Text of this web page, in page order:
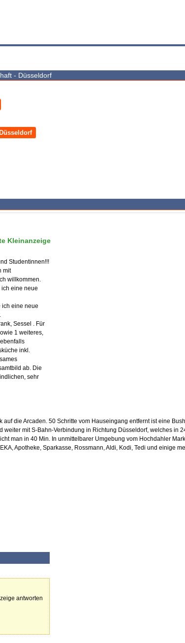
- Düsseldorf
Kleinanzeige
Studentinnen!!!
mit
willkommen.
eine neue
ich eine neue
Sessel . Für
1 weiteres,
inkl.
ab. Die
sehr
auf die Arcaden. 50 Schritte vom Hauseingang entfernt ist eine
weiter mit S-Bahn-Verbindung in Richtung Düsseldorf, welches in
man in 40 Min. In unmittelbarer Umgebung vom Hochdahler
Apotheke, Sparkasse, Rossmann, Aldi, Kodi, Tedi und einige
antworten